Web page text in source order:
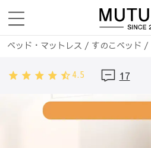
ベッド・マットレス / すのこベッド /
4.5
17